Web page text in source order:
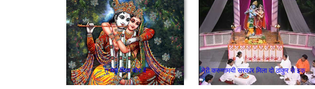
तू मेरा चित चोर वे मेरी करुणामयी सरकार मिला दो ठाकुर से इक बार